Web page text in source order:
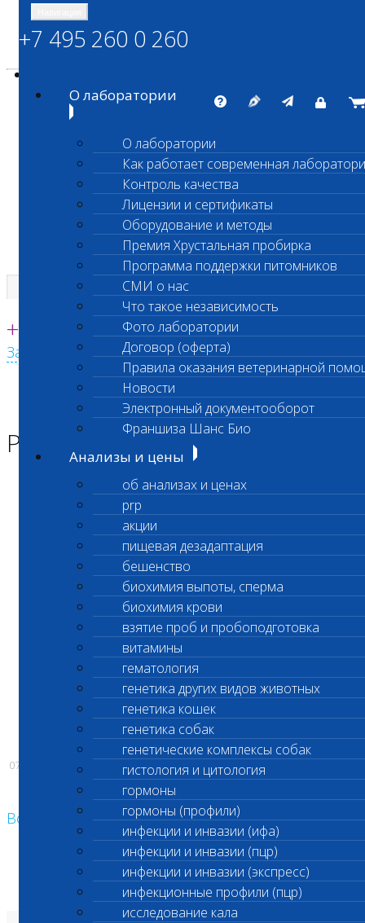
ШАНС БИО
Независимая ветеринарная лаборатория
Единая круглосуточная справочная
+7 495 260 0 260
Заказать звонок с сайта
+7 495 260 0 260
О лаборатории
О лаборатории
Как работает современная
Контроль качества
Лицензии и сертификаты
Оборудование и методы
Премия Хрустальная пробирка
Программа поддержки питомников
СМИ о нас
Что такое независимость
Фото лаборатории
Договор (оферта)
Правила оказания ветеринарной
Новости
Электронный документооборот
Франшиза Шанс Био
Анализы и цены
об анализах и ценах
prp
акции
пищевая дезадаптация
бешенство
биохимия выпоты, сперма
биохимия крови
взятие проб и пробоподготовка
витамины
гематология
генетика других видов животных
генетика кошек
генетика собак
генетические комплексы собак
гистология и цитология
гормоны
гормоны (профили)
инфекции и инвазии (ифа)
инфекции и инвазии (пцр)
инфекции и инвазии (экспресс)
инфекционные профили (пцр)
исследование кала
Главная страница
Режим работы лаборатории
Режим работы лаборатории
Уважаемые клиенты!
Санитарныедни лабораторииВешняки
(ул. Вешняковская, д.12Ж)
6,14и 22 февраля
С уважением,
Администрация ООО «Шанс Био»
07.02.2024
Возврат к списку